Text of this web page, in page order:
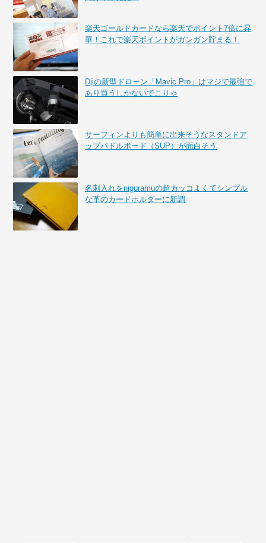
楽天ゴールドカードなら楽天でポイント7倍に昇
華！これで楽天ポイントがガンガン貯まる！
Djiの新型ドローン「Mavic Pro」はマジで最強で
あり買うしかないでこりゃ
サーフィンよりも簡単に出来そうなスタンドア
ップパドルボード（SUP）が面白そう
名刺入れをniguramuの超カッコよくてシンプル
な革のカードホルダーに新調